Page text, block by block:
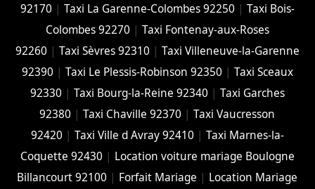
92170 | Taxi La Garenne-Colombes 92250 | Taxi Bois-
Colombes 92270 | Taxi Fontenay-aux-Roses
92260 | Taxi Sèvres 92310 | Taxi Villeneuve-la-Garenne
92390 | Taxi Le Plessis-Robinson 92350 | Taxi Sceaux
92330 | Taxi Bourg-la-Reine 92340 | Taxi Garches
92380 |Taxi Chaville 92370 |Taxi Vaucresson
92420 | Taxi Ville d Avray 92410 | Taxi Marnes-la-
Coquette 92430 | Location voiture mariage Boulogne
Billancourt 92100 | Forfait Mariage | Location Mariage